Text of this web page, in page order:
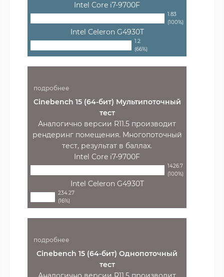
Intel Core i7-9700F
1.83
(100%)
Intel Celeron G4930T
1.2
(66%)
подробнее
Cinebench 15 (64-бит) Мультипоточный
тест
Аналогично версии R11.5 производит
рендеринг помещения. Многопоточный
тест, результат в баллах.
Intel Core i7-9700F
1426.7
(100%)
Intel Celeron G4930T
234.27
(16%)
подробнее
Cinebench 15 (64-бит) Однопоточный
тест